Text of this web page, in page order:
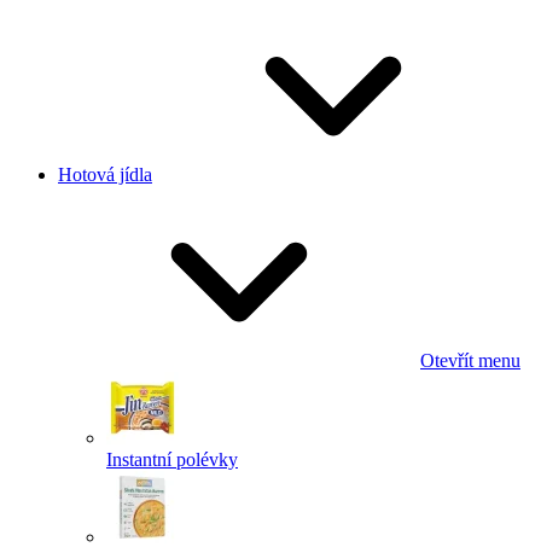
Hotová jídla
Otevřít menu
Instantní polévky